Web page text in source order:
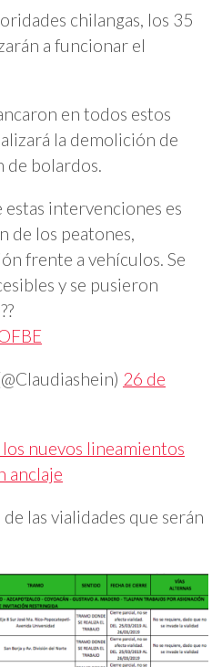
chilangas, los 35
a funcionar el
en todos estos
la demolición de
de bolardos.
intervenciones es
de los peatones,
frente a vehículos. Se
y se pusieron
26 de
nuevos lineamientos
anclaje
las vialidades que serán